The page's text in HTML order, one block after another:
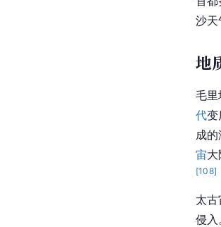
沙天
地
毛
代变
成
宙
[108]
太
侵